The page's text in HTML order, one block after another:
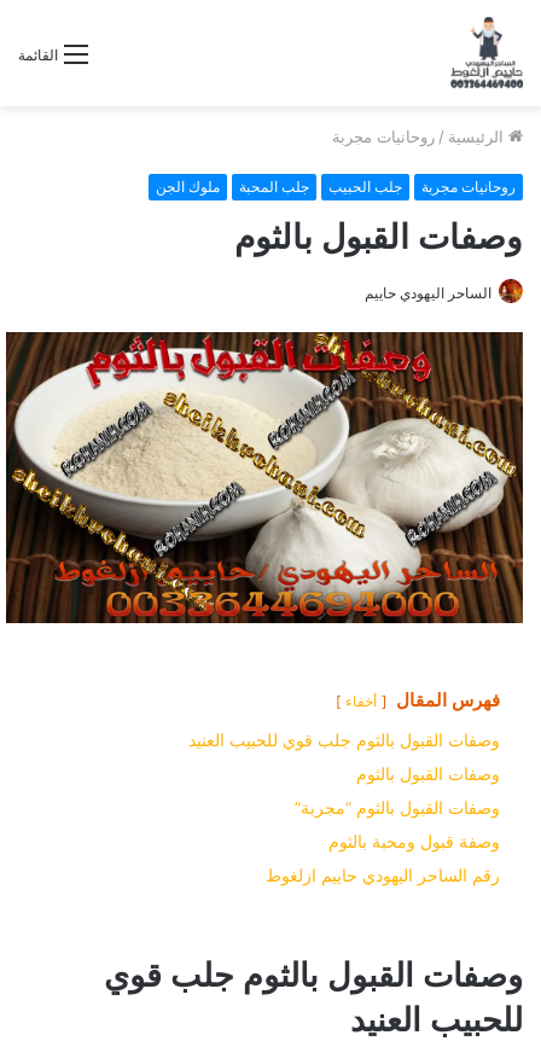
القائمة
الرئيسية / روحانيات مجربة
روحانيات مجربة جلب الحبيب جلب المحبة ملوك الجن
وصفات القبول بالثوم
الساحر اليهودي حاييم
فهرس المقال أخفاء
وصفات القبول بالثوم جلب قوي للحبيب العنيد
وصفات القبول بالثوم
وصفات القبول بالثوم “مجربة”
وصفة قبول ومحبة بالثوم
رقم الساحر اليهودي حاييم ازلغوط
وصفات القبول بالثوم جلب قوي
للحبيب العنيد